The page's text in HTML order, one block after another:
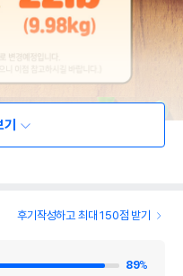
후기작성하고 최대 150점 받기
89%